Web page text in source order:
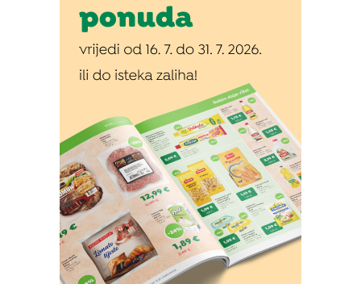
Izvor: Općina Novigrad Podravski
Izvor: Općina Novigrad Podravski